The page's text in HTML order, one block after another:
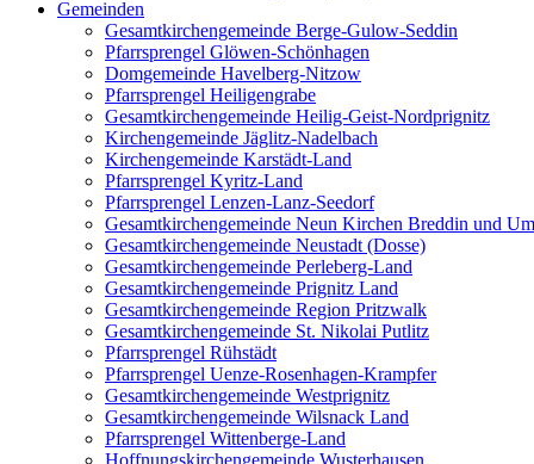
Gemeinden
Gesamtkirchengemeinde Berge-Gulow-Seddin
Pfarrsprengel Glöwen-Schönhagen
Domgemeinde Havelberg-Nitzow
Pfarrsprengel Heiligengrabe
Gesamtkirchengemeinde Heilig-Geist-Nordprignitz
Kirchengemeinde Jäglitz-Nadelbach
Kirchengemeinde Karstädt-Land
Pfarrsprengel Kyritz-Land
Pfarrsprengel Lenzen-Lanz-Seedorf
Gesamtkirchengemeinde Neun Kirchen Breddin und
Gesamtkirchengemeinde Neustadt (Dosse)
Gesamtkirchengemeinde Perleberg-Land
Gesamtkirchengemeinde Prignitz Land
Gesamtkirchengemeinde Region Pritzwalk
Gesamtkirchengemeinde St. Nikolai Putlitz
Pfarrsprengel Rühstädt
Pfarrsprengel Uenze-Rosenhagen-Krampfer
Gesamtkirchengemeinde Westprignitz
Gesamtkirchengemeinde Wilsnack Land
Pfarrsprengel Wittenberge-Land
Hoffnungskirchengemeinde Wusterhausen